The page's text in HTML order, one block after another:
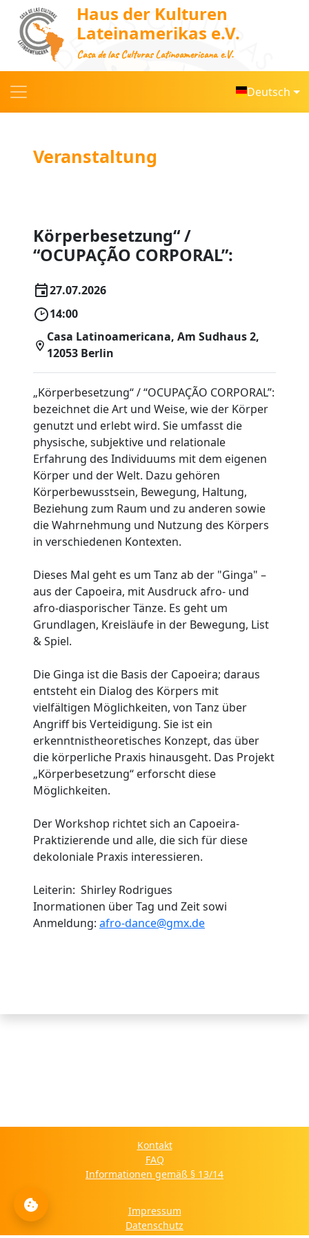
Haus der Kulturen
Lateinamerikas e.V.
Casa de las Culturas Latinoamericana e.V.
Deutsch
Veranstaltung
Körperbesetzung“ /
“OCUPAÇÃO CORPORAL”:
27.07.2026
14:00
Casa Latinoamericana, Am Sudhaus 2,
12053 Berlin
„Körperbesetzung“ / “OCUPAÇÃO CORPORAL”:
bezeichnet die Art und Weise, wie der Körper
genutzt und erlebt wird. Sie umfasst die
physische, subjektive und relationale
Erfahrung des Individuums mit dem eigenen
Körper und der Welt. Dazu gehören
Körperbewusstsein, Bewegung, Haltung,
Beziehung zum Raum und zu anderen sowie
die Wahrnehmung und Nutzung des Körpers
in verschiedenen Kontexten.
Dieses Mal geht es um Tanz ab der "Ginga" –
aus der Capoeira, mit Ausdruck afro- und
afro-diasporischer Tänze. Es geht um
Grundlagen, Kreisläufe in der Bewegung, List
& Spiel.
Die Ginga ist die Basis der Capoeira; daraus
entsteht ein Dialog des Körpers mit
vielfältigen Möglichkeiten, von Tanz über
Angriff bis Verteidigung. Sie ist ein
erkenntnistheoretisches Konzept, das über
die körperliche Praxis hinausgeht. Das Projekt
„Körperbesetzung“ erforscht diese
Möglichkeiten.
Der Workshop richtet sich an Capoeira-
Praktizierende und alle, die sich für diese
dekoloniale Praxis interessieren.
Leiterin: Shirley Rodrigues
Inormationen über Tag und Zeit sowi
Anmeldung: afro-dance@gmx.de
Kontakt
FAQ
Informationen gemäß § 13/14
Impressum
Datenschutz